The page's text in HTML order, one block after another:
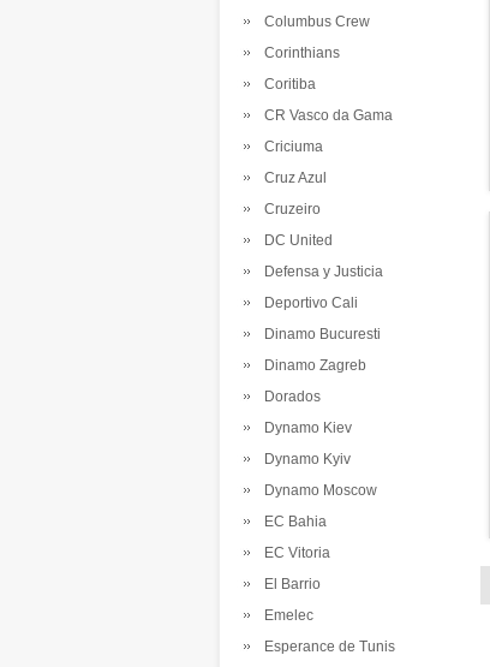
Columbus Crew
Corinthians
Coritiba
CR Vasco da Gama
Criciuma
Cruz Azul
Cruzeiro
DC United
Defensa y Justicia
Deportivo Cali
Dinamo Bucuresti
Dinamo Zagreb
Dorados
Dynamo Kiev
Dynamo Kyiv
Dynamo Moscow
EC Bahia
EC Vitoria
El Barrio
Emelec
Esperance de Tunis